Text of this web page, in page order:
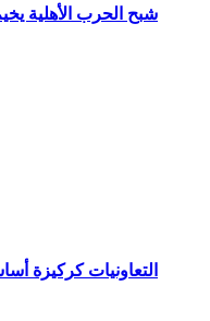
التعاونيات كركيزة
شبح الحرب الأهلية